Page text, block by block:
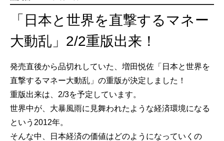
「日本と世界を直撃するマネー
大動乱」2/2重版出来！
発売直後から品切れしていた、増田悦佐「日本と世界を
直撃するマネー大動乱」の重版が決定しました！
重版出来は、2/3を予定しています。
世界中が、大暴風雨に見舞われたような経済環境になる
という2012年。
そんな中、日本経済の価値はどのようになっていくの